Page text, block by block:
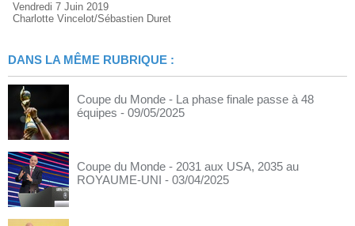
Vendredi 7 Juin 2019
Charlotte Vincelot/Sébastien Duret
DANS LA MÊME RUBRIQUE :
Coupe du Monde - La phase finale passe à 48
équipes - 09/05/2025
Coupe du Monde - 2031 aux USA, 2035 au
ROYAUME-UNI - 03/04/2025